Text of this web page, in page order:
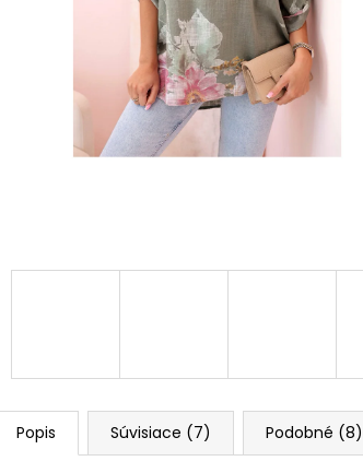
Popis Súvisiace (7) Podobné (8)
TALIANSKA POHODLNÁ TEPLÁKOVÁ